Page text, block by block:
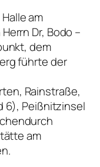
am
Dr, Bodo –
dem
führte der
Rainstraße,
6), Peißnitzinsel
am